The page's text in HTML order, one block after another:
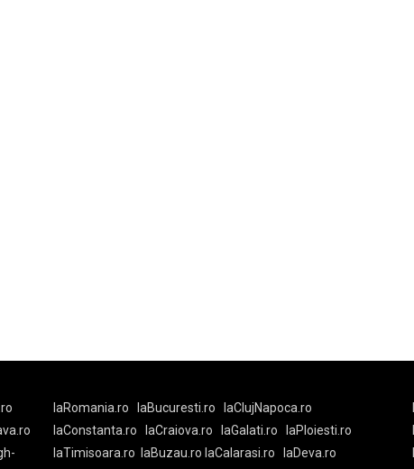
laRomania.ro laBucuresti.ro
laClujNapoca.ro
laConstanta.ro
laCraiova.ro laGalati.ro
laPloiesti.ro
laTimisoara.ro
laBuzau.ro laCalarasi.ro
laDeva.ro